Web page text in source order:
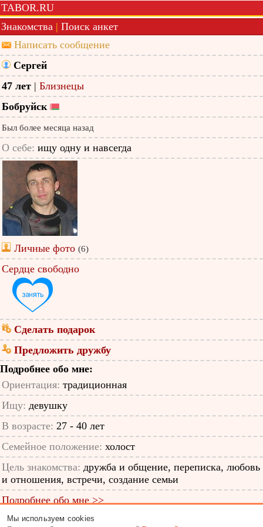
TABOR.RU
Знакомства | Поиск анкет
Написать сообщение
Сергей
47 лет | Близнецы
Бобруйск
Был более месяца назад
О себе: ищу одну и навсегда
Личные фото (6)
Сердце свободно
Сделать подарок
Предложить дружбу
Подробнее обо мне:
Ориентация: традиционная
Ищу: девушку
В возрасте: 27 - 40 лет
Семейное положение: холост
Цель знакомства: дружба и общение, переписка, любовь
и отношения, встречи, создание семьи
Подробнее обо мне >>
ID анкеты: 11619109
Мы используем cookies